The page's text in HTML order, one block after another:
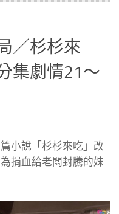
／杉杉來
集劇情21～
小說「杉杉來吃」改
捐血給老闆封騰的妹